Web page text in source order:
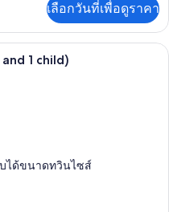
เลือกวันที่เพื่อดูราคา
นวมขนเป็ด, Wi-Fi, ตกแต่งพิเศษโด
1 child)
บได้ขนาดทวินไซส์